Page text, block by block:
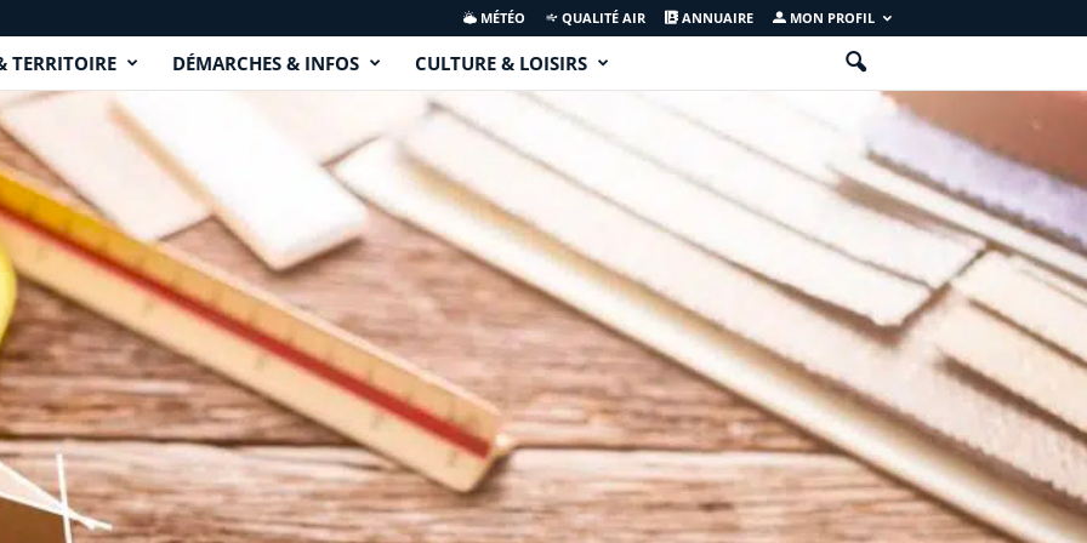
MÉTÉO QUALITÉ AIR ANNUAIRE MON PROFIL
TERRITOIRE DÉMARCHES & INFOS CULTURE & LOISIRS